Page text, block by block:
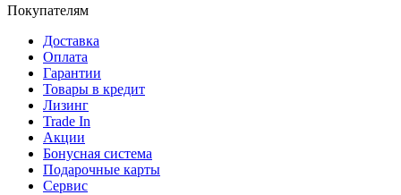
Покупателям
Доставка
Оплата
Гарантии
Товары в кредит
Лизинг
Trade In
Акции
Бонусная система
Подарочные карты
Сервис